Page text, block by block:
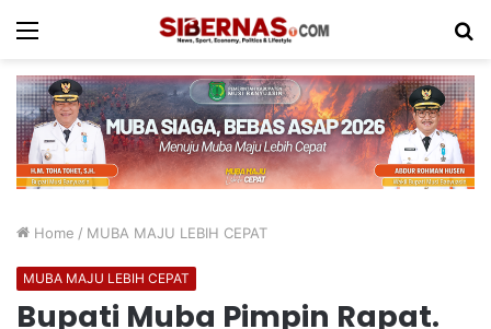
Menu
Home / MUBA MAJU LEBIH CEPAT
MUBA MAJU LEBIH CEPAT
Bupati Muba Pimpin Rapat.